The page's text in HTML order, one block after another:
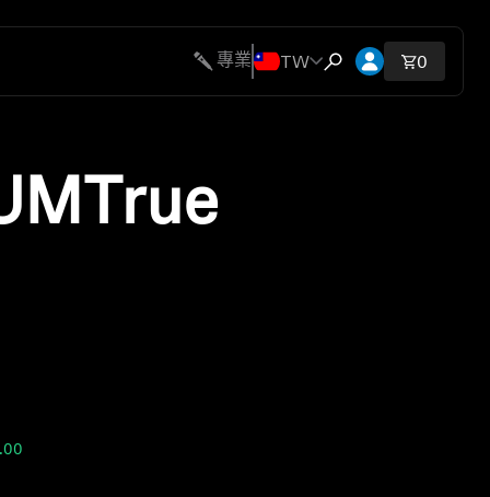
專業 TW 開啟搜尋互動視窗
開啟帳號下拉
購物車
0
True